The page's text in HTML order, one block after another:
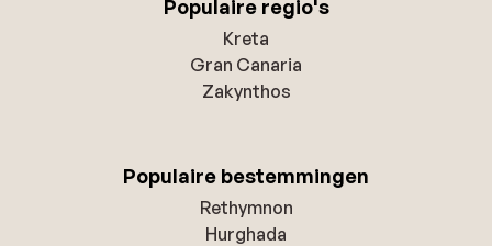
Populaire regio's
Kreta
Gran Canaria
Zakynthos
Populaire bestemmingen
Rethymnon
Hurghada